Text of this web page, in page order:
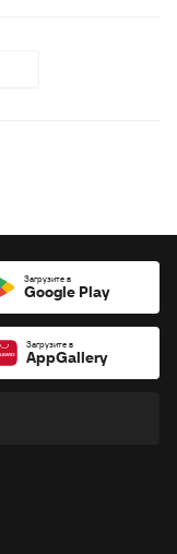
Загрузите в
Google Play
Загрузите в
AppGallery